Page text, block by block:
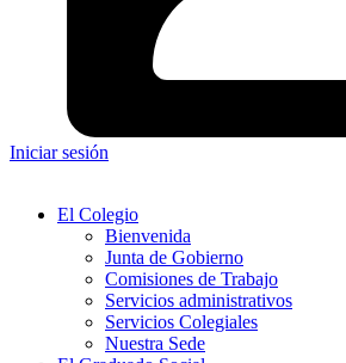
Iniciar sesión
El Colegio
Bienvenida
Junta de Gobierno
Comisiones de Trabajo
Servicios administrativos
Servicios Colegiales
Nuestra Sede